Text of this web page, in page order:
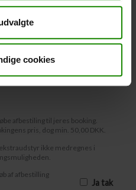
cookies
onesize – Der kan ikke
- +
afbestiling til jeres booking.
pris, dog min. 50,00 DKK.
ikke medregnes i
af afbestilling
Ja tak